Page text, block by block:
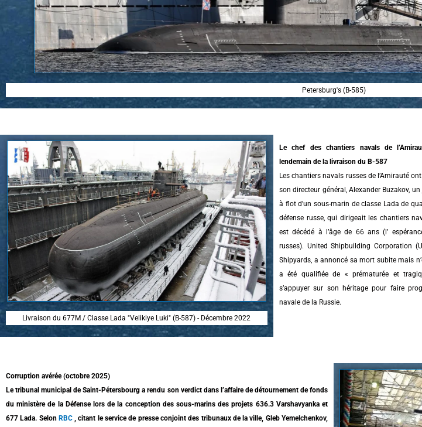
Petersburg's (B-585)
Livraison du 677M / Classe Lada "Velikiye Luki" (B-587) - Décembre 2022
Le chef des chantiers navals de
lendemain de la livraison du B-587
Les chantiers navals russes de l’Amirauté
son directeur général, Alexander Buzakov,
à flot d’un sous-marin de classe Lada de
défense russe, qui dirigeait les chantiers
est décédé à l’âge de 66 ans (l’
russes). United Shipbuilding Corporation
Shipyards, a annoncé sa mort subite mais
a été qualifiée de « prématurée et
s’appuyer sur son héritage pour faire
navale de la Russie.
Corruption avérée (octobre 2025)
Le tribunal municipal de Saint-Pétersbourg a rendu son verdict dans l’affaire de détournement de fonds
du ministère de la Défense lors de la conception des sous-marins des projets 636.3 Varshavyanka et
677 Lada. Selon RBC, citant le service de presse conjoint des tribunaux de la ville, Gleb Yemelchenkov,